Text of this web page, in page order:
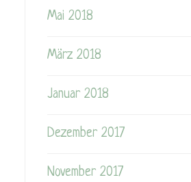
Mai 2018
März 2018
Januar 2018
Dezember 2017
November 2017